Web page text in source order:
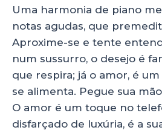
a
ts
A
p
p
c
e
b
o
o
k
k
e
dI
n
a
re
Uma harmonia de piano
notas agudas, que
Aproxime-se e tente
num sussurro, o desejo é
que respira; já o amor, é
se alimenta. Pegue sua
O amor é um toque no
disfarçado de luxúria, é a